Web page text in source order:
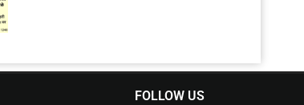
FOLLOW US